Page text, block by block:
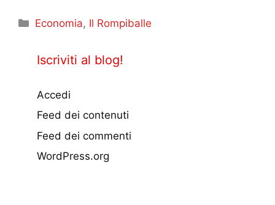
Categorie
Economia, Il Rompiballe
Iscriviti al blog!
Accedi
Feed dei contenuti
Feed dei commenti
WordPress.org